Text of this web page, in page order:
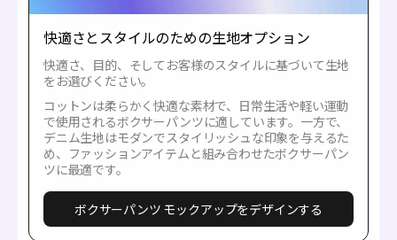
快適さとスタイルのための生地オプション
快適さ、目的、そしてお客様のスタイルに基づいて生地
をお選びください。
コットンは柔らかく快適な素材で、日常生活や軽い運動
で使用されるボクサーパンツに適しています。一方で、
デニム生地はモダンでスタイリッシュな印象を与えるた
め、ファッションアイテムと組み合わせたボクサーパン
ツに最適です。
ボクサーパンツ モックアップをデザインする